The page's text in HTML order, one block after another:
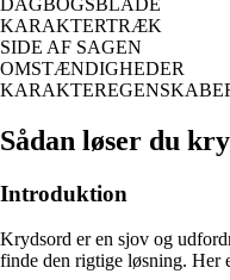
KARAKTERTRÆK
SIDE AF SAGEN
OMSTÆNDIGHEDER
Sådan løser du
Introduktion
Krydsord er en sjov og
finde den rigtige løsning. Her